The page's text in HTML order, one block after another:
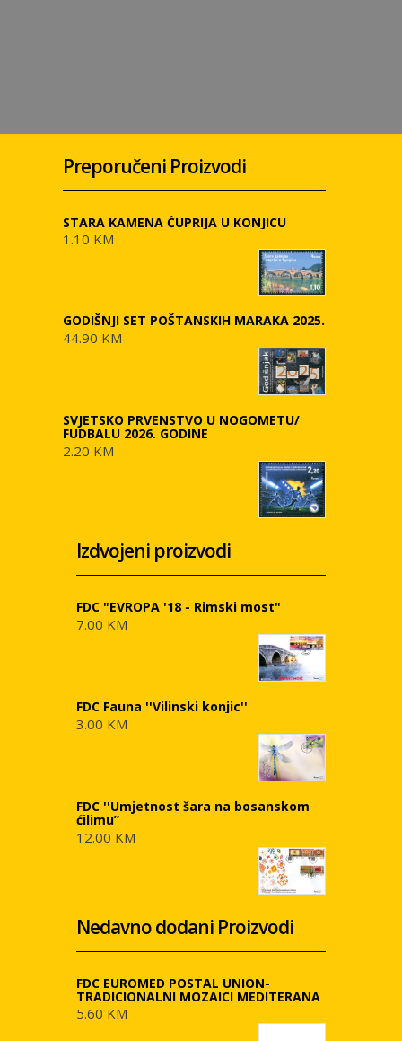
Preporučeni Proizvodi
STARA KAMENA ĆUPRIJA U KONJICU
1.10 KM
GODIŠNJI SET POŠTANSKIH MARAKA 2025.
44.90 KM
SVJETSKO PRVENSTVO U NOGOMETU/
FUDBALU 2026. GODINE
2.20 KM
Izdvojeni proizvodi
FDC "EVROPA '18 - Rimski most"
7.00 KM
FDC Fauna ''Vilinski konjic''
3.00 KM
FDC ''Umjetnost šara na bosanskom
ćilimu”
12.00 KM
Nedavno dodani Proizvodi
FDC EUROMED POSTAL UNION-
TRADICIONALNI MOZAICI MEDITERANA
5.60 KM